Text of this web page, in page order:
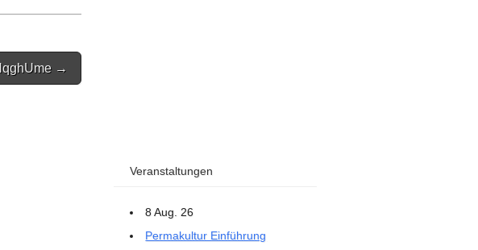
→
Veranstaltungen
8 Aug. 26
Permakultur Einführung